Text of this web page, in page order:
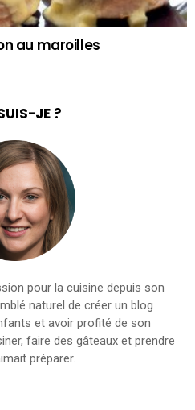
au maroilles
JE ?
pour la cuisine depuis son
naturel de créer un blog
et avoir profité de son
faire des gâteaux et prendre
préparer.